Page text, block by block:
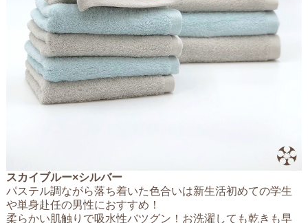
スカイブルー×シルバー
パステル調ながら落ち着いた色合いは新生活初めての学生
や単身赴任の男性におすすめ！
柔らかい肌触りで吸水性バツグン！お洗濯しても乾きも早